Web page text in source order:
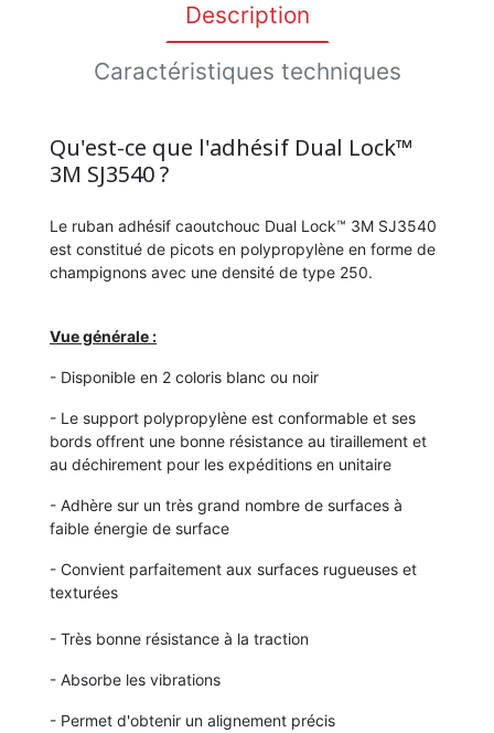
Description
Caractéristiques techniques
Qu'est-ce que l'adhésif Dual Lock™
3M SJ3540 ?
Le ruban adhésif caoutchouc Dual Lock™ 3M SJ3540
est constitué de picots en polypropylène en forme de
champignons avec une densité de type 250.
Vue générale :
- Disponible en 2 coloris blanc ou noir
- Le support polypropylène est conformable et ses
bords offrent une bonne résistance au tiraillement et
au déchirement pour les expéditions en unitaire
- Adhère sur un très grand nombre de surfaces à
faible énergie de surface
- Convient parfaitement aux surfaces rugueuses et
texturées
- Très bonne résistance à la traction
- Absorbe les vibrations
- Permet d'obtenir un alignement précis